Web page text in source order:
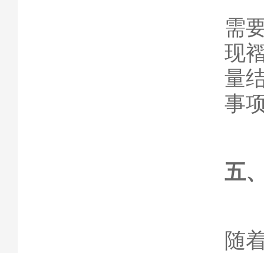
需
现
量
事
五
随